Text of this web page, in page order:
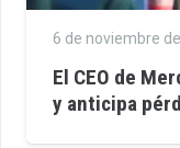
6 de noviembre
El CEO de
y anticipa